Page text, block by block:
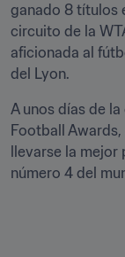
ganado 8 títulos
circuito de la
aficionada al
del Lyon.
A unos días de
Football
llevarse la mejor
número 4 del